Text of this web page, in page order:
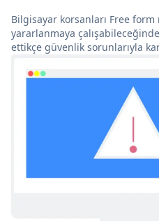
Bilgisayar korsanları Free
yararlanmaya
ettikçe güvenlik sorunlarıyla